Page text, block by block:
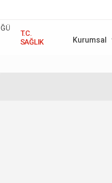
T.C.
SAĞLIK
Kurumsal